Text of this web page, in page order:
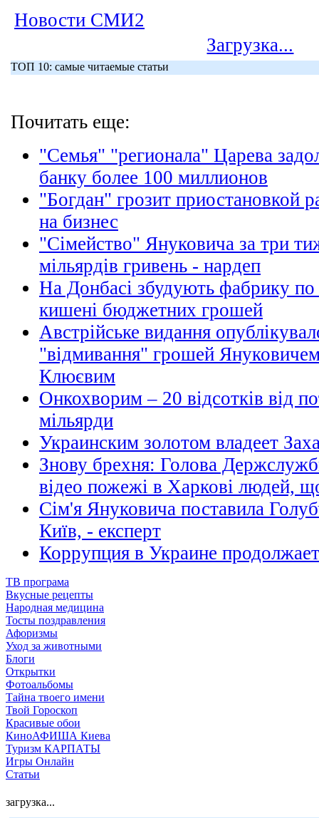
Новости СМИ2
Загрузка...
ТОП 10: самые читаемые статьи
Почитать еще:
"Семья" "регионала" Царева
банку более 100 миллионов
"Богдан" грозит приостановкой
на бизнес
"Сімейство" Януковича за три
мільярдів гривень - нардеп
На Донбасі збудують фабрику по
кишені бюджетних грошей
Австрійське видання
"відмивання" грошей
Клюєвим
Онкохворим – 20 відсотків від
мільярди
Украинским золотом владеет
Знову брехня: Голова
відео пожежі в Харкові людей,
Сім'я Януковича поставила
Київ, - експерт
Коррупция в Украине
ТВ програма
Вкусные рецепты
Народная медицина
Тосты поздравления
Афоризмы
Уход за животными
Блоги
Открытки
Фотоальбомы
Тайна твоего имени
Твой Гороскоп
Красивые обои
КиноАФИША Киева
Туризм КАРПАТЫ
Игры Онлайн
Статьи
загрузка...